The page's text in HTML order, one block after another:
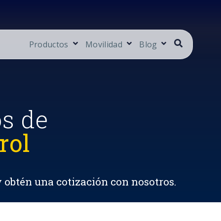
Productos Movilidad Blog
de
una cotización con nosotros.